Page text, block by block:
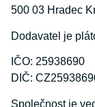
500 03 Hradec
Dodavatel je
IČO: 25938690
DIČ:
Společnost je